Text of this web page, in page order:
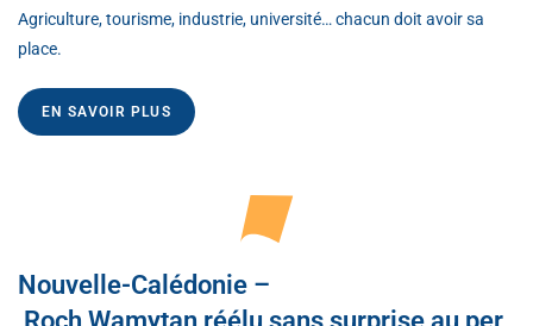
Agriculture, tourisme, industrie, université… chacun doit avoir sa
place.
EN SAVOIR PLUS
Nouvelle-Calédonie –